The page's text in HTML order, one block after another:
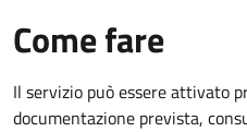
Come fare
Il servizio può essere attivato
documentazione prevista,